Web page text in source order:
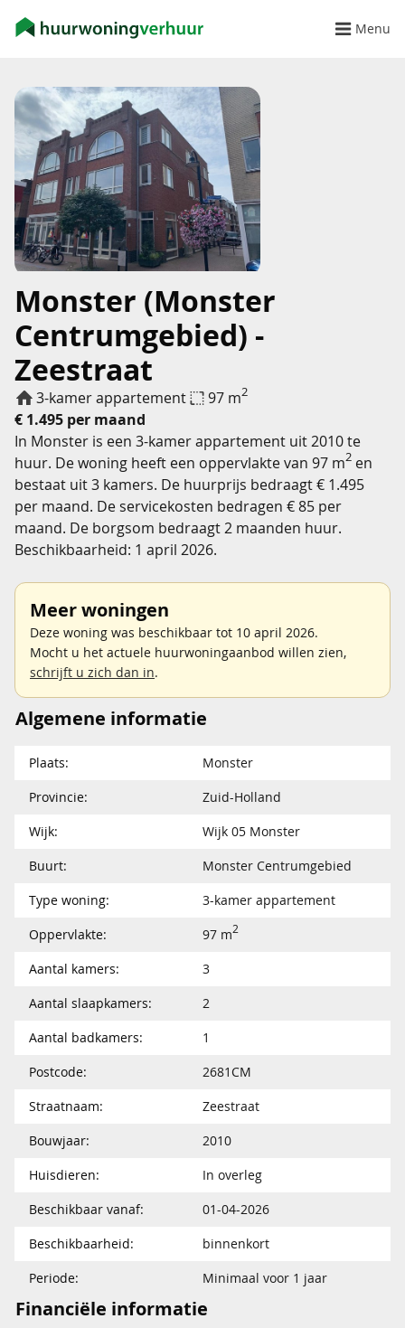
Menu
Monster (Monster
Centrumgebied) -
Zeestraat
3-kamer appartement 97 m2
€ 1.495 per maand
In Monster is een 3-kamer appartement uit 2010 te
huur. De woning heeft een oppervlakte van 97 m2 en
bestaat uit 3 kamers. De huurprijs bedraagt € 1.495
per maand. De servicekosten bedragen € 85 per
maand. De borgsom bedraagt 2 maanden huur.
Beschikbaarheid: 1 april 2026.
Meer woningen
Deze woning was beschikbaar tot 10 april 2026.
Mocht u het actuele huurwoningaanbod willen zien,
schrijft u zich dan in.
Algemene informatie
Plaats:
Monster
Provincie:
Zuid-Holland
Wijk:
Wijk 05 Monster
Buurt:
Monster Centrumgebied
Type woning:
3-kamer appartement
Oppervlakte:
97 m2
Aantal kamers:
3
Aantal slaapkamers:
2
Aantal badkamers:
1
Postcode:
2681CM
Straatnaam:
Zeestraat
Bouwjaar:
2010
Huisdieren:
In overleg
Beschikbaar vanaf:
01-04-2026
Beschikbaarheid:
binnenkort
Periode:
Minimaal voor 1 jaar
Financiële informatie